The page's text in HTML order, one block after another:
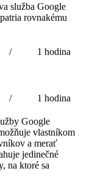
služba Google
rovnakému
/ 1 hodina
/ 1 hodina
Google
vlastníkom
a merať
jedinečné
na ktoré sa